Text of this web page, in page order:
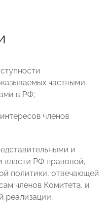
частными
в РФ;
членов
и
власти РФ правовой,
политики, отвечающей
членов Комитета, и
реализации;